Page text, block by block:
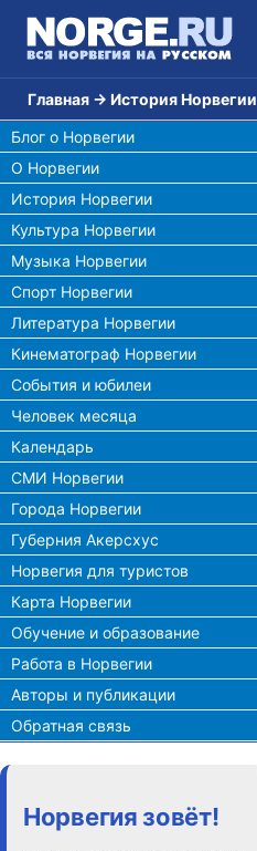
Главная → История Норвегии
Блог о Норвегии
О Норвегии
История Норвегии
Культура Норвегии
Музыка Норвегии
Спорт Норвегии
Литература Норвегии
Кинематограф Норвегии
События и юбилеи
Человек месяца
Календарь
СМИ Норвегии
Города Норвегии
Губерния Акерсхус
Норвегия для туристов
Карта Норвегии
Обучение и образование
Работа в Норвегии
Авторы и публикации
Обратная связь
Норвегия зовёт!